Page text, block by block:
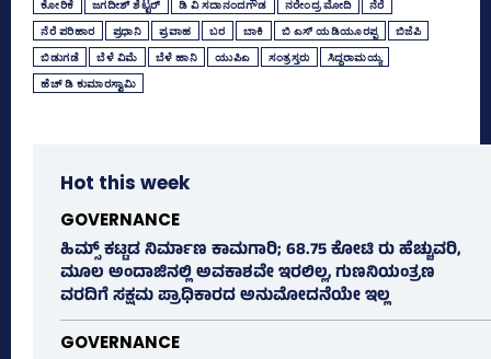
ಕೋರಿಕೆ ಜಗದೀಶ್‌ ಶೆಟ್ಟರ್‌ ಡಿ ವಿ ಸದಾನಂದಗೌಡ ನರೇಂದ್ರ ಮೋದಿ ನೆರೆ
ನೆರೆ ಪರಿಹಾರ ಪ್ರಧಾನಿ ಪ್ರವಾಹ ಬರ ಬಾಕಿ ಬಿ ಎಸ್‌ ಯಡಿಯೂರಪ್ಪ ಬಿಜೆಪಿ
ಬಿಡುಗಡೆ ಬೆಳೆ ವಿಮೆ ಬೆಳೆ ಹಾನಿ ಯುಪಿಎ ಸಂತ್ರಸ್ತರು ಸಿದ್ದರಾಮಯ್ಯ
ಹೆಚ್‌ ಡಿ ಕುಮಾರಸ್ವಾಮಿ
Hot this week
GOVERNANCE
ಹಿಮ್ಸ್‌ ಕಟ್ಟಡ ನಿರ್ಮಾಣ ಕಾಮಗಾರಿ; 68.75 ಕೋಟಿ ರು ಹೆಚ್ಚುವರಿ,
ಮೂಲ ಅಂದಾಜಿನಲ್ಲಿ ಅವಕಾಶವೇ ಇರಲಿಲ್ಲ, ಗುಣನಿಯಂತ್ರಣ
ವರದಿಗೆ ಸಕ್ಷಮ ಪ್ರಾಧಿಕಾರದ ಅನುಮೋದನೆಯೇ ಇಲ್ಲ
GOVERNANCE